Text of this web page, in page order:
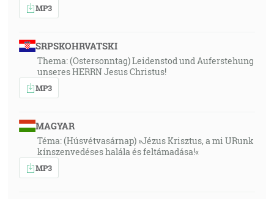
MP3
SRPSKOHRVATSKI
Thema: (Ostersonntag) Leidenstod und Auferstehung
unseres HERRN Jesus Christus!
MP3
MAGYAR
Téma: (Húsvétvasárnap) »Jézus Krisztus, a mi URunk
kínszenvedéses halála és feltámadása!«
MP3